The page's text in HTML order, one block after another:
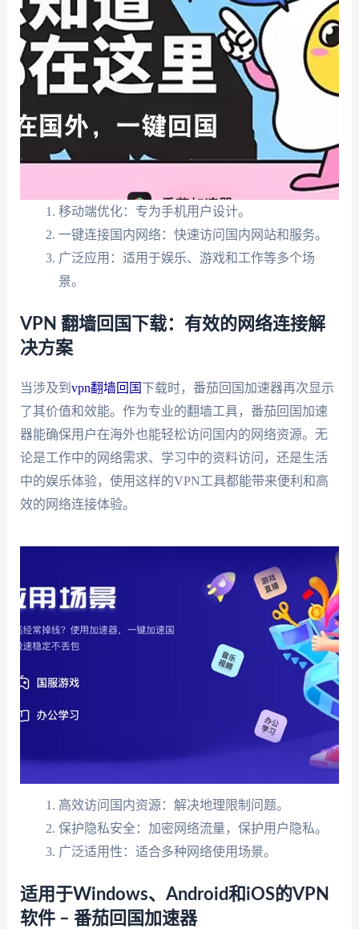
移动端优化：专为手机用户设计。
一键连接国内网络：快速访问国内网站和服务。
广泛应用：适用于娱乐、游戏和工作等多个场
景。
VPN 翻墙回国下载：有效的网络连接解
决方案
当涉及到 vpn翻墙回国 下载时，番茄回国加速器再次显示
了其价值和效能。作为专业的翻墙工具，番茄回国加速
器能确保用户在海外也能轻松访问国内的网络资源。无
论是工作中的网络需求、学习中的资料访问，还是生活
中的娱乐体验，使用这样的VPN工具都能带来便利和高
效的网络连接体验。
高效访问国内资源：解决地理限制问题。
保护隐私安全：加密网络流量，保护用户隐私。
广泛适用性：适合多种网络使用场景。
适用于Windows、Android和iOS的VPN
软件 – 番茄回国加速器